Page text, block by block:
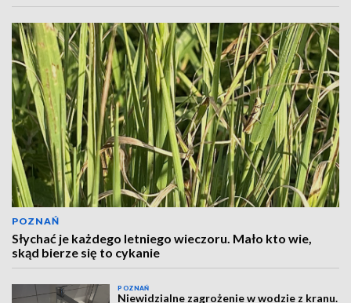
POZNAŃ
Słychać je każdego letniego wieczoru. Mało kto wie,
skąd bierze się to cykanie
POZNAŃ
Niewidzialne zagrożenie w wodzie z kranu.